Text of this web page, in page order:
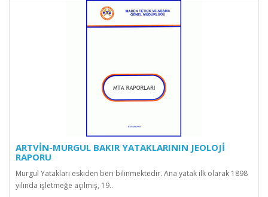
ARTVİN-MURGUL BAKIR YATAKLARININ JEOLOJİ
RAPORU
Murgul Yatakları eskiden beri bilinmektedir. Ana yatak ilk olarak 1898
yılında işletmeğe açılmış, 19..